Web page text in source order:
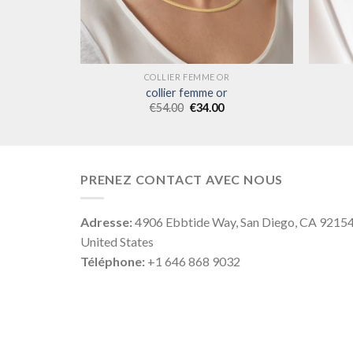
COLLIER FEMME OR
collier femme or
€54.00 €34.00
PRENEZ CONTACT AVEC NOUS
Adresse:4906 Ebbtide Way, San Diego, CA
United States
Téléphone: +1 646 868 9032